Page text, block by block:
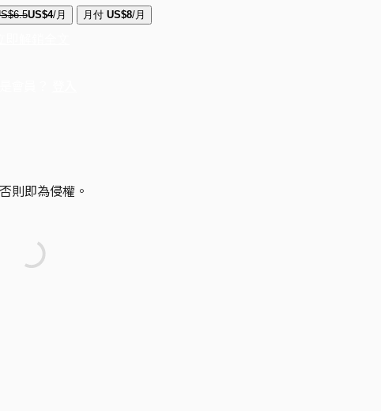
US$4/月 月付 US$8/月
則即為侵權。